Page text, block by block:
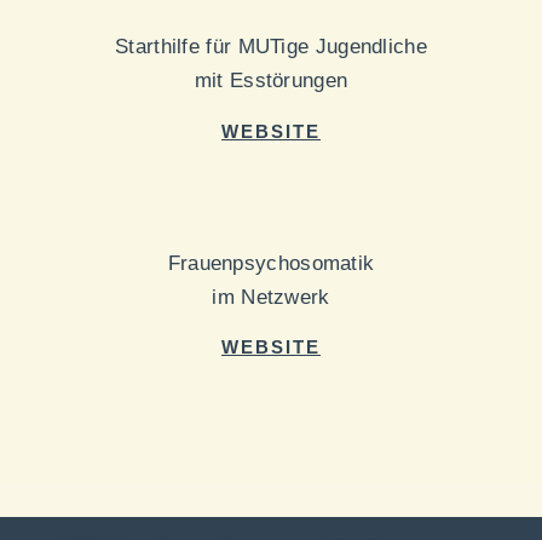
Starthilfe für MUTige Jugendliche
mit Esstörungen
WEBSITE
Frauenpsychosomatik
im Netzwerk
WEBSITE